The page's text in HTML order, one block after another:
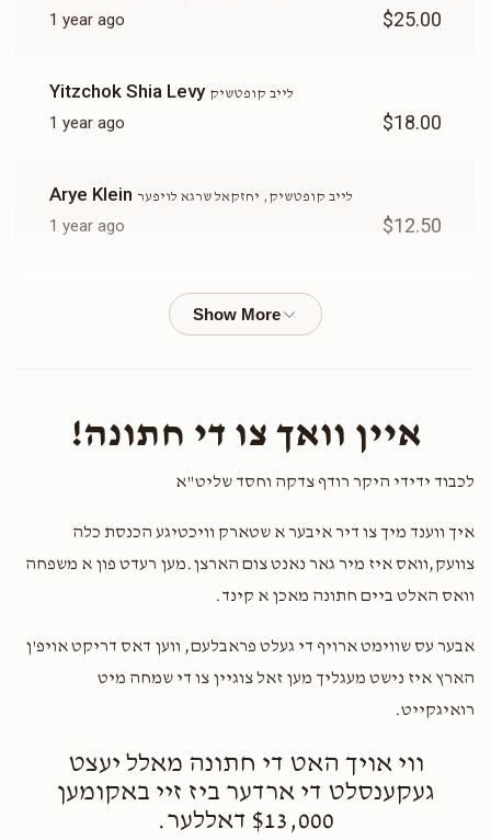
1 year ago $25.00
Yitzchok Shia Levy לייב קופטשיק
1 year ago $18.00
Arye Klein לייב קופטשיק, יחזקאל שרגא לויפער
1 year ago $12.50
Yitschok Landau
Shmuelלייב קופטשיק
יוסף מתתי-לייב קופטשיק
1 year ago $36.00
ארי' שאג מי לא ירא!
Abraham Hirschלייב קופטשיק
איין וואך צו די חתונה!
לכבוד ידידי היקר רודף צדקה וחסד שליט"א
איך ווענד מיך צו דיר איבער א שטארק וויכטיגע הכנסת כלה
צוועק,וואס איז מיר גאר נאנט צום הארצן.מען רעדט פון א משפחה
וואס האלט ביים חתונה מאכן א קינד.
אבער עס שווימט ארויף די געלט פראבלעם, ווען דאס דריקט אויפ'ן
הארץ איז נישט מעגליך מען זאל צוגיין צו די שמחה מיט
רואיגקייט.
ווי אויך האט די חתונה מאלל יעצט
געקענסלט די ארדער ביז זיי באקומען
$13,000 דאללער.